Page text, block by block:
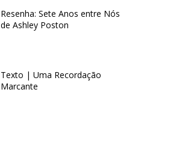
Resenha: Sete Anos entre Nós
de Ashley Poston
Texto | Uma Recordação
Marcante